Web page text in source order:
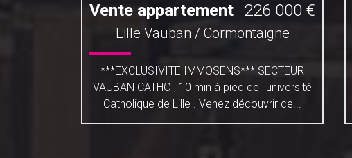
Vente appartement 226 000 €
Lille Vauban / Cormontaigne
***EXCLUSIVITE IMMOSENS*** SECTEUR
VAUBAN CATHO , 10 min à pied de l'université
Catholique de Lille . Venez découvrir ce...